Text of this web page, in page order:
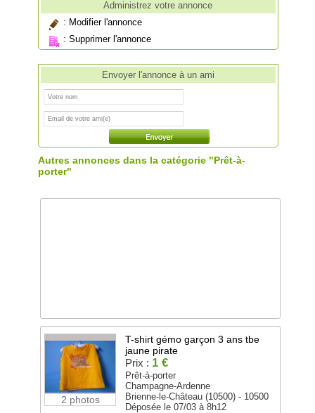
Administrez votre annonce
: Modifier l'annonce
:Supprimer l'annonce
Envoyer l'annonce à un ami
Autres annonces dans la catégorie "Prêt-à-
porter"
2 photos
T-shirt gémo garçon 3 ans tbe
jaune pirate
Prix : 1 €
Prêt-à-porter
Champagne-Ardenne
Brienne-le-Château (10500) - 10500
Déposée le 07/03 à 8h12